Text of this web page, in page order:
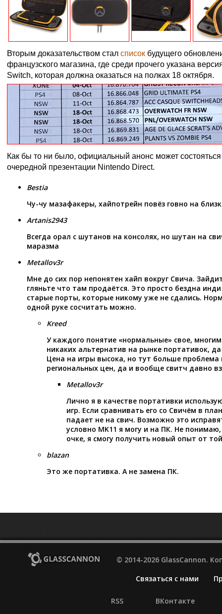
Вторым доказательством стал список будущего
французского магазина, где среди прочего указана
Switch, которая должна оказаться на полках 18 октября.
Как бы то ни было, официальный анонс может
очередной презентации Nintendo Direct.
Bestia
Чу-чу мазафакеры, хайпотрейн повёз говно на
Artanis2943
Всегда орал с шутанов на консолях, но шутан на
маразма
Metallov3r
Мне до сих пор непонятен хайп вокруг Свича.
гляньте что там продаётся. Это просто бездна
старые порты, которые никому уже не сдались.
одной руке сосчитать можно.
Kreed
У каждого понятие «нормальные» свое,
никаких альтернатив на рынке портативок,
Цена на игры высока, но тут больше проблема
региональных цен, да и вообще свитч давно
Metallov3r
Лично я в качестве портативки
игр. Если сравнивать его со Свичём в
падает не на свич. Возможно это
условно MK11 я могу и на ПК. Не
очке, я смогу получить новый опыт от
blazan
Это же портативка. А не замена ПК.
© 2014-2026 GlassCannon.
Связаться с нами
RSS ВКонтакте